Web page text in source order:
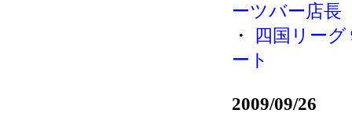
ーツバー店長
・ 四国リー
ート
2009/09/26